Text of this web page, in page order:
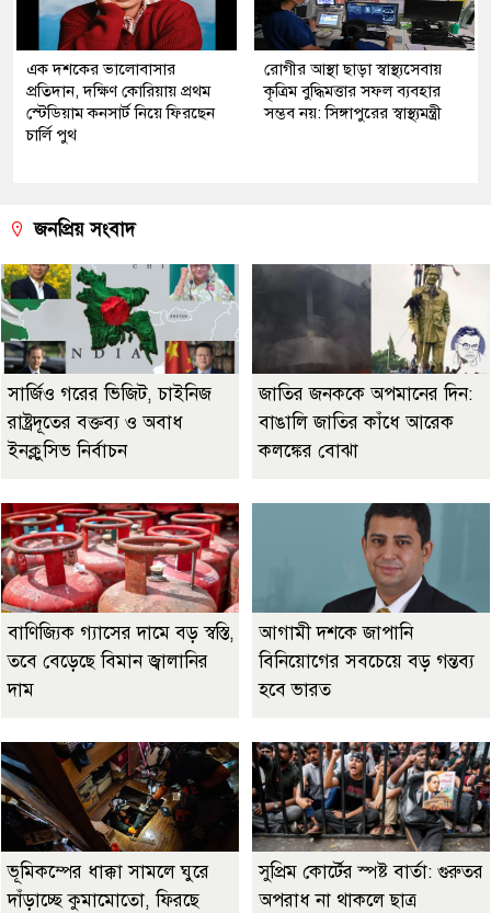
এক দশকের ভালোবাসার
প্রতিদান, দক্ষিণ কোরিয়ায় প্রথম
স্টেডিয়াম কনসার্ট নিয়ে ফিরছেন
চার্লি পুথ
রোগীর আস্থা ছাড়া স্বাস্থ্যসেবায়
কৃত্রিম বুদ্ধিমত্তার সফল ব্যবহার
সম্ভব নয়: সিঙ্গাপুরের স্বাস্থ্যমন্ত্রী
জনপ্রিয় সংবাদ
সার্জিও গরের ভিজিট, চাইনিজ
রাষ্ট্রদূতের বক্তব্য ও অবাধ
ইনক্লুসিভ নির্বাচন
জাতির জনককে অপমানের দিন:
বাঙালি জাতির কাঁধে আরেক
কলঙ্কের বোঝা
বাণিজ্যিক গ্যাসের দামে বড় স্বস্তি,
তবে বেড়েছে বিমান জ্বালানির
দাম
আগামী দশকে জাপানি
বিনিয়োগের সবচেয়ে বড় গন্তব্য
হবে ভারত
ভূমিকম্পের ধাক্কা সামলে ঘুরে
দাঁড়াচ্ছে কুমামোতো, ফিরছে
সুপ্রিম কোর্টের স্পষ্ট বার্তা: গুরুতর
অপরাধ না থাকলে ছাত্র